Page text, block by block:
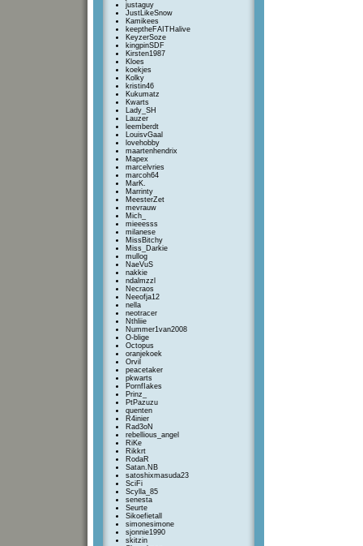
justaguy
JustLikeSnow
Kamikees
keeptheFAITHalive
KeyzerSoze
kingpinSDF
Kirsten1987
Kloes
koekjes
Kolky
kristin46
Kukumatz
Kwarts
Lady_SH
Lauzer
leemberdt
LouisvGaal
lovehobby
maartenhendrix
Mapex
marcelvries
marcoh64
MarK.
Marrinty
MeesterZet
mevrauw
Mich_
mieeesss
milanese
MissBitchy
Miss_Darkie
mullog
NaeVuS
nakkie
ndalmzzl
Necraos
Neeofja12
nella
neotracer
Nthliie
Nummer1van2008
O-blige
Octopus
oranjekoek
Orvil
peacetaker
pkwarts
PornfIakes
Prinz_
PtPazuzu
quenten
R4inier
Rad3oN
rebellious_angel
RiKe
Rikkrt
RodaR
Satan.NB
satoshixmasuda23
SciFi
Scylla_85
senesta
Seurte
Sikoefietall
simonesimone
sjonnie1990
skitzin